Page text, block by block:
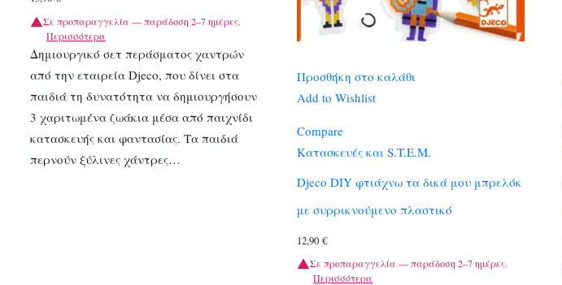
Σε προπαραγγελία — παράδοση 2–7 ημέρες.
Περισσότερα
Δημιουργικό σετ περάσματος χαντρών
από την εταιρεία Djeco, που δίνει στα
παιδιά τη δυνατότητα να δημιουργήσουν
3 χαριτωμένα ζωάκια μέσα από παιχνίδι
κατασκευής και φαντασίας. Τα παιδιά
περνούν ξύλινες χάντρες…
Προσθήκη στο καλάθι
Add to Wishlist
Compare
Κατασκευές και S.T.E.M.
Djeco DIY φτιάχνω τα δικά μου μπρελόκ
με συρρικνούμενο πλαστικό
12,90€
Σε προπαραγγελία — παράδοση 2–7 ημέρες.
Περισσότερα